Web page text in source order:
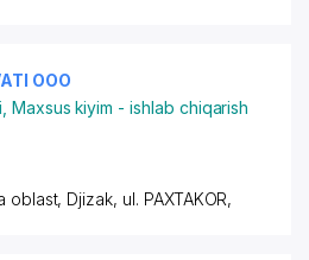
ООО
Maxsus kiyim - ishlab chiqarish
oblast, Djizak, ul. PAXTAKOR,